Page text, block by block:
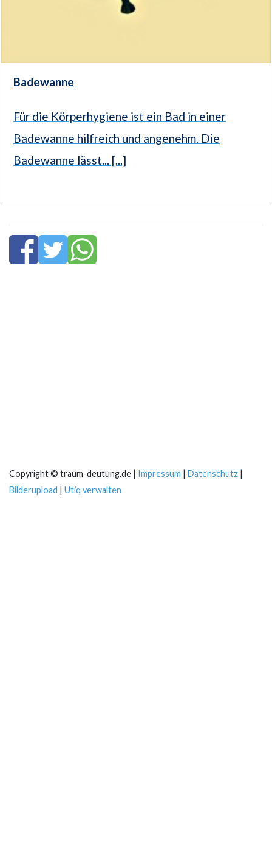
Badewanne
Für die Körperhygiene ist ein Bad in einer
Badewanne hilfreich und angenehm. Die
Badewanne lässt... [...]
Copyright © traum-deutung.de | Impressum | Datenschutz |
Bilderupload | Utiq verwalten